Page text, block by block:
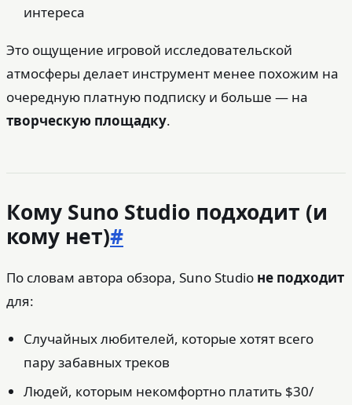
интереса
Это ощущение игровой исследовательской
атмосферы делает инструмент менее похожим на
очередную платную подписку и больше — на
творческую площадку.
Кому Suno Studio подходит (и
кому нет)#
По словам автора обзора, Suno Studio не подходит
для:
Случайных любителей, которые хотят всего
пару забавных треков
Людей, которым некомфортно платить $30/